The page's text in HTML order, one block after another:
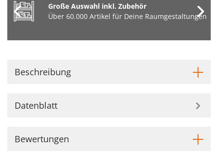
Große Auswahl inkl. Zubehör
Über 60.000 Artikel für Deine Raumgestaltungen
Beschreibung
Datenblatt
Bewertungen